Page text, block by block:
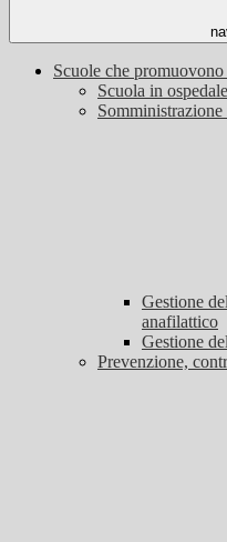
Scuole che promuovono
Scuola in
Gestione
anafilattico
Gestione
Prevenzione,